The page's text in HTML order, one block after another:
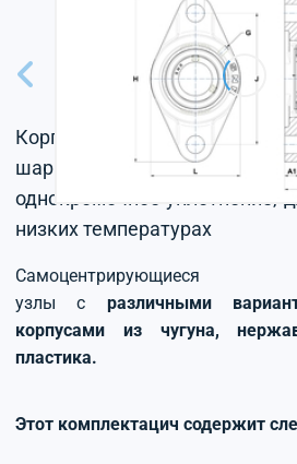
Корпус из серого чугуна,
шарикоподшипник с
однокромочное уплотнение,
низких температурах
Самоцентрирующиеся
узлы с различными
корпусами из чугуна,
пластика.
Этот комплектацич содержит